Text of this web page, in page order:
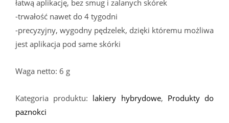
łatwą aplikację, bez smug i zalanych skórek
-trwałość nawet do 4 tygodni
-precyzyjny, wygodny pędzelek, dzięki któremu możliwa
jest aplikacja pod same skórki
Waga netto: 6 g
Kategoria produktu: lakiery hybrydowe, Produkty do
paznokci